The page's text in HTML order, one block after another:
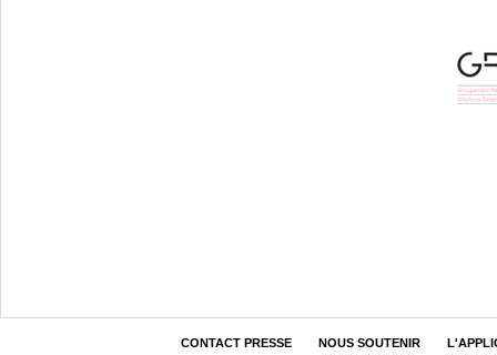
CONTACT PRESSE NOUS SOUTENIR